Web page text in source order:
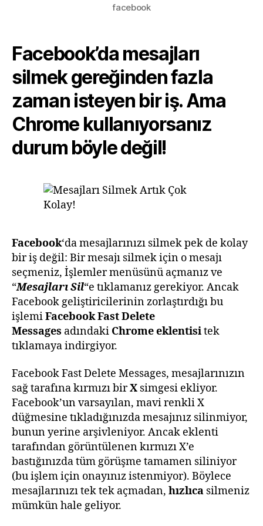
facebook
Facebook’da mesajları
silmek gereğinden fazla
zaman isteyen bir iş. Ama
Chrome kullanıyorsanız
durum böyle değil!
Facebook‘da mesajlarınızı silmek pek de kolay
bir iş değil: Bir mesajı silmek için o mesajı
seçmeniz, İşlemler menüsünü açmanız ve
“Mesajları Sil“e tıklamanız gerekiyor. Ancak
Facebook geliştiricilerinin zorlaştırdığı bu
işlemiFacebook Fast Delete
Messages adındaki Chrome eklentisitek
tıklamaya indirgiyor.
Facebook Fast Delete Messages, mesajlarınızın
sağ tarafına kırmızı birX simgesi ekliyor.
Facebook’un varsayılan, mavi renkli X
düğmesine tıkladığınızda mesajınız silinmiyor,
bunun yerine arşivleniyor. Ancak eklenti
tarafından görüntülenen kırmızı X’e
bastığınızda tüm görüşme tamamen siliniyor
(bu işlem için onayınız istenmiyor). Böylece
mesajlarınızı tek tek açmadan, hızlıca silmeniz
mümkün hale geliyor.